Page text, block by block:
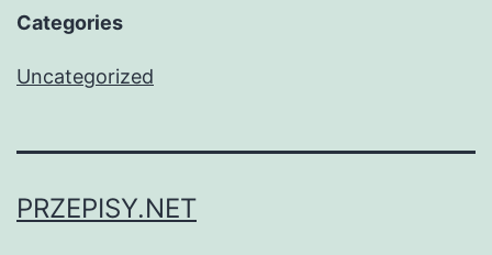
Categories
Uncategorized
PRZEPISY.NET